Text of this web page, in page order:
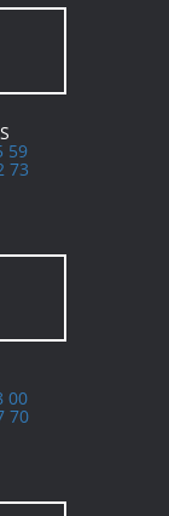
59
73
00
70